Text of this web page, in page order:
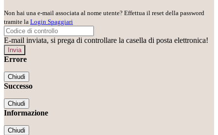
Non hai una e-mail associata al nome utente? Effettua il reset della password
tramite la Login Spaggiari
E-mail inviata, si prega di controllare la casella di posta elettronica!
Errore
Chiudi
Successo
Chiudi
Informazione
Chiudi